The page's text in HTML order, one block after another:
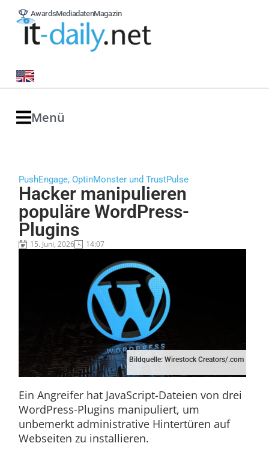
AwardsMediadatenMagazin
Menü
PushEngage, OptinMonster und TrustPulse
Hacker manipulieren
populäre WordPress-
Plugins
15. Juni, 2026 14:07
Bildquelle: Wirestock Creators/.com
Ein Angreifer hat JavaScript-Dateien von drei
WordPress-Plugins manipuliert, um
unbemerkt administrative Hintertüren auf
Webseiten zu installieren.